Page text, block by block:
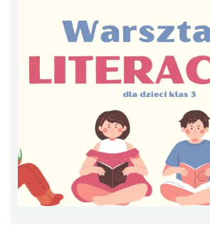
Spotkanie z Utopcem na
Brenna
7.65 km